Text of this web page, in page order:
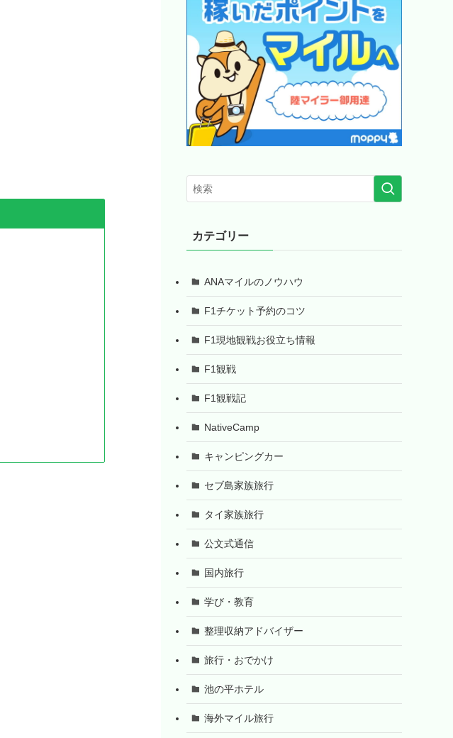
カテゴリー
ANAマイルのノウハウ
F1チケット予約のコツ
F1現地観戦お役立ち情報
F1観戦
F1観戦記
NativeCamp
キャンピングカー
セブ島家族旅行
タイ家族旅行
公文式通信
国内旅行
学び・教育
整理収納アドバイザー
旅行・おでかけ
池の平ホテル
海外マイル旅行